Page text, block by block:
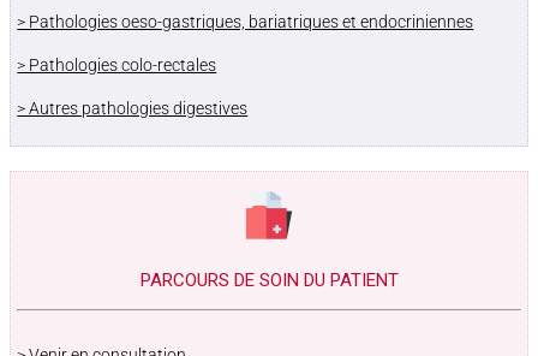
> Pathologies oeso-gastriques, bariatriques et endocriniennes
> Pathologies colo-rectales
> Autres pathologies digestives
PARCOURS DE SOIN DU PATIENT